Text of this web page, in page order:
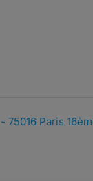
75016 Paris